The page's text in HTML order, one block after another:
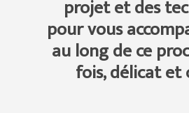
projet et des
pour vous
au long de ce
fois, délicat et